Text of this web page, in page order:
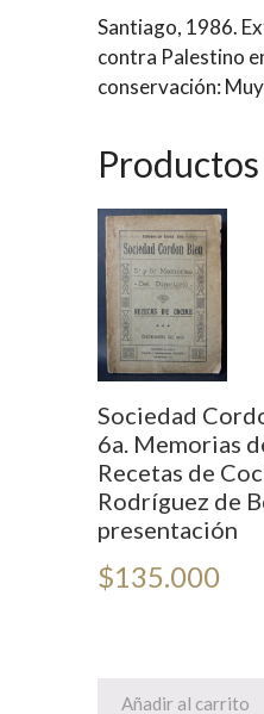
Santiago, 1986.
contra Palestino
conservación:
Sociedad
6a. Memorias
Recetas de
Rodríguez de
presentación
$135.000
Añadir al carrito